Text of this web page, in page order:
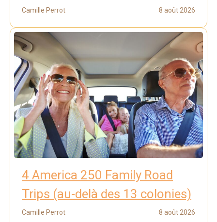
Camille Perrot 8 août 2026
4 America 250 Family Road
Trips (au-delà des 13 colonies)
Camille Perrot 8 août 2026